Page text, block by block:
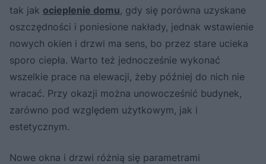
tak jak ocieplenie domu, gdy się porówna uzyskane
oszczędności i poniesione nakłady, jednak wstawienie
nowych okien i drzwi ma sens, bo przez stare ucieka
sporo ciepła. Warto też jednocześnie wykonać
wszelkie prace na elewacji, żeby później do nich nie
wracać. Przy okazji można unowocześnić budynek,
zarówno pod względem użytkowym, jak i
estetycznym.
Nowe okna i drzwi różnią się parametrami